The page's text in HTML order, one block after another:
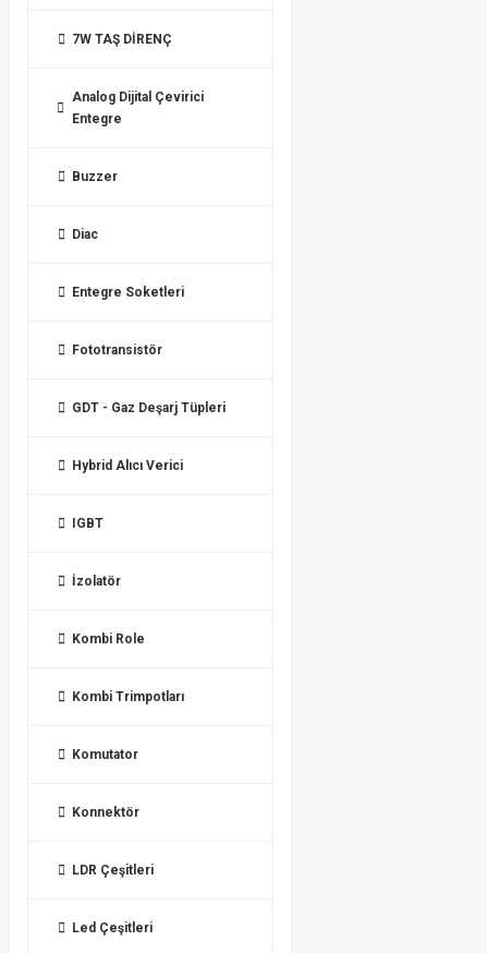
7W TAŞ DİRENÇ
Analog Dijital Çevirici
Entegre
Buzzer
Diac
Entegre Soketleri
Fototransistör
GDT - Gaz Deşarj Tüpleri
Hybrid Alıcı Verici
IGBT
İzolatör
Kombi Role
Kombi Trimpotları
Komutator
Konnektör
LDR Çeşitleri
Led Çeşitleri